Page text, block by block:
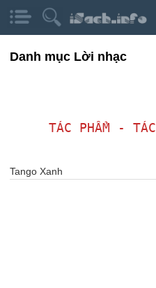
Danh mục Lời nhạc
TÁC PHẨM -
Tango Xanh